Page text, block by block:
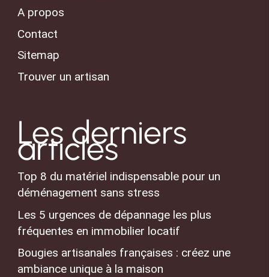
A propos
Contact
Sitemap
Trouver un artisan
Les derniers
articles
Top 8 du matériel indispensable pour un
déménagement sans stress
Les 5 urgences de dépannage les plus
fréquentes en immobilier locatif
Bougies artisanales françaises : créez une
ambiance unique à la maison